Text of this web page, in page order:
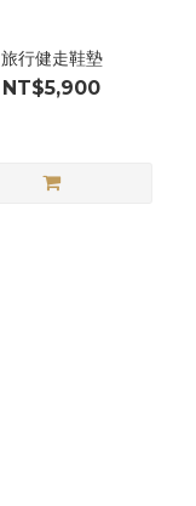
旅行健走鞋墊
NT$5,900